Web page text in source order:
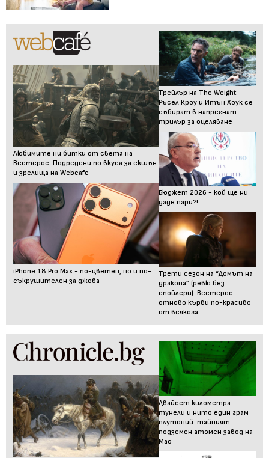
Любимите ни битки от света на
Вестерос: Подредени по вкуса за екшън
и зрелища на Webcafe
iPhone 18 Pro Max - по-цветен, но и по-
съкрушителен за джоба
Трейлър на The Weight:
Ръсел Кроу и Итън Хоук се
събират в напрегнат
трилър за оцеляване
Бюджет 2026 - кой ще ни
даде пари?!
Трети сезон на “Домът на
дракона” (ревю без
спойлери): Вестерос
отново кърви по-красиво
от всякога
Двайсет километра
тунели и нито един грам
плутоний: тайният
подземен атомен завод на
Мао